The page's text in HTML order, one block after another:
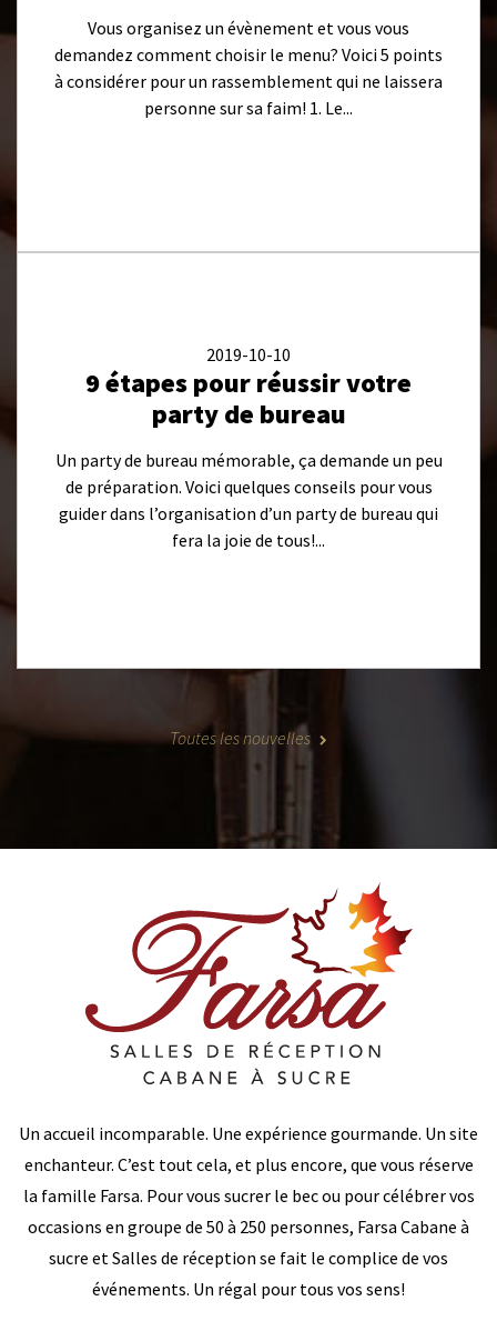
Vous organisez un évènement et vous vous
demandez comment choisir le menu? Voici 5 points
à considérer pour un rassemblement qui ne laissera
personne sur sa faim! 1. Le...
2019-10-10
9 étapes pour réussir votre
party de bureau
Un party de bureau mémorable, ça demande un peu
de préparation. Voici quelques conseils pour vous
guider dans l’organisation d’un party de bureau qui
fera la joie de tous!...
Toutes les nouvelles
Un accueil incomparable. Une expérience gourmande. Un site
enchanteur. C’est tout cela, et plus encore, que vous réserve
la famille Farsa. Pour vous sucrer le bec ou pour célébrer vos
occasions en groupe de 50 à 250 personnes, Farsa Cabane à
sucre et Salles de réception se fait le complice de vos
événements. Un régal pour tous vos sens!